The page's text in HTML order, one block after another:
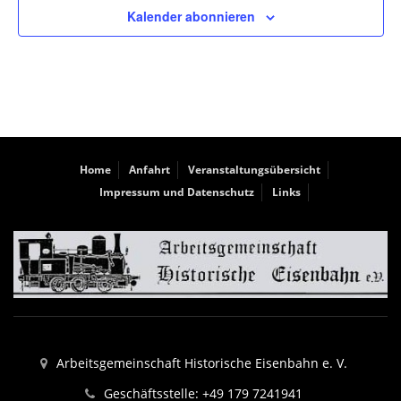
Kalender abonnieren
Home Anfahrt
Veranstaltungsübersicht
Impressum und Datenschutz
Links
Arbeitsgemeinschaft Historische Eisenbahn e. V.
Geschäftsstelle: +49 179 7241941